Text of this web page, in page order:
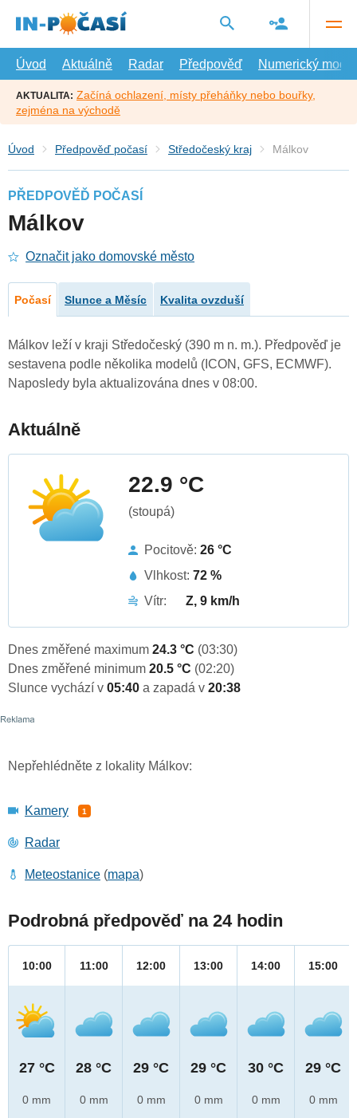
hlavní
Úvod
Aktuálně Radar Předpověď Numerický model
AKTUALITA: Začíná ochlazení, místy přeháňky nebo bouřky,
zejména na východě
Úvod Předpověď počasí Středočeský kraj Málkov
PŘEDPOVĚĎ POČASÍ
Málkov
Označit jako domovské město
Počasí Slunce a Měsíc Kvalita ovzduší
Málkov leží v kraji Středočeský (390 m n. m.). Předpověď je
sestavena podle několika modelů (ICON, GFS, ECMWF).
Naposledy byla aktualizována dnes v 08:00.
Aktuálně
22.9 °C
(stoupá)
Pocitově: 26 °C
Vlhkost: 72 %
Vítr:
Z, 9 km/h
Dnes změřené maximum 24.3 °C (03:30)
Dnes změřené minimum 20.5 °C (02:20)
Slunce vychází v 05:40 a zapadá v 20:38
Nepřehlédněte z lokality Málkov:
Kamery 1
Radar
Meteostanice (mapa)
Podrobná předpověď na 24 hodin
10:00
27 °C
0 mm
11:00
28 °C
0 mm
12:00
29 °C
0 mm
13:00
29 °C
0 mm
14:00
30 °C
0 mm
15:00
29 °C
0 mm